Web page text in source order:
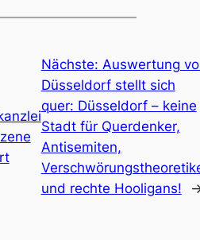
Nächste: Auswertung
Düsseldorf stellt sich
quer: Düsseldorf – keine
Stadt für Querdenker,
Antisemiten,
und rechte Hooligans!